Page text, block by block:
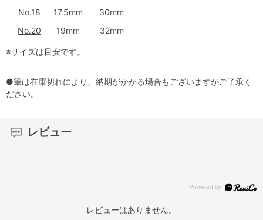
No.18 17.5mm
30mm
No.20
19mm 32mm
※サイズは目安です。
●筆は在庫切れにより、納期がかかる場合もございますがご了承く
ださい。
レビュー
レビューはありません。